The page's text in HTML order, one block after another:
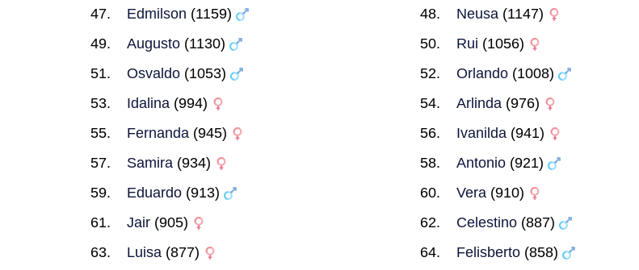
Edmilson (1159) Neusa(1147)
Augusto (1130) Rui (1056)
Osvaldo (1053) Orlando(1008)
Idalina (994) Arlinda(976)
Fernanda (945) Ivanilda(941)
Samira (934) Antonio(921)
Eduardo (913) Vera(910)
Jair (905) Celestino(887)
Luisa (877) Felisberto(858)